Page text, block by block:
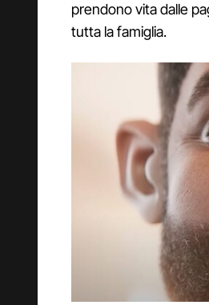
prendono vita dalle
tutta la famiglia.